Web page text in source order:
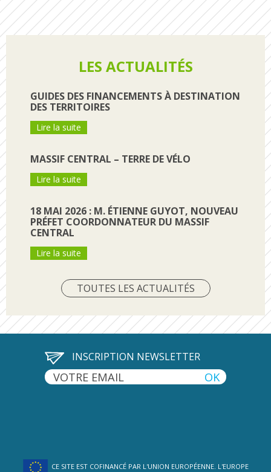
LES ACTUALITÉS
GUIDES DES FINANCEMENTS À DESTINATION
DES TERRITOIRES
Lire la suite
MASSIF CENTRAL – TERRE DE VÉLO
Lire la suite
18 MAI 2026 : M. ÉTIENNE GUYOT, NOUVEAU
PRÉFET COORDONNATEUR DU MASSIF
CENTRAL
Lire la suite
TOUTES LES ACTUALITÉS
INSCRIPTION NEWSLETTER
CE SITE EST COFINANCÉ PAR L'UNION EUROPÉENNE. L'EUROPE